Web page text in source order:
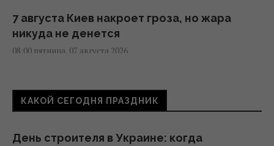
7 августа Киев накроет гроза, но жара
никуда не денется
08:00 пятница, 07 августа 2026
Магнитная буря приближается: штормить
будет минимум два дня (график)
КАКОЙ СЕГОДНЯ ПРАЗДНИК
День строителя в Украине: когда